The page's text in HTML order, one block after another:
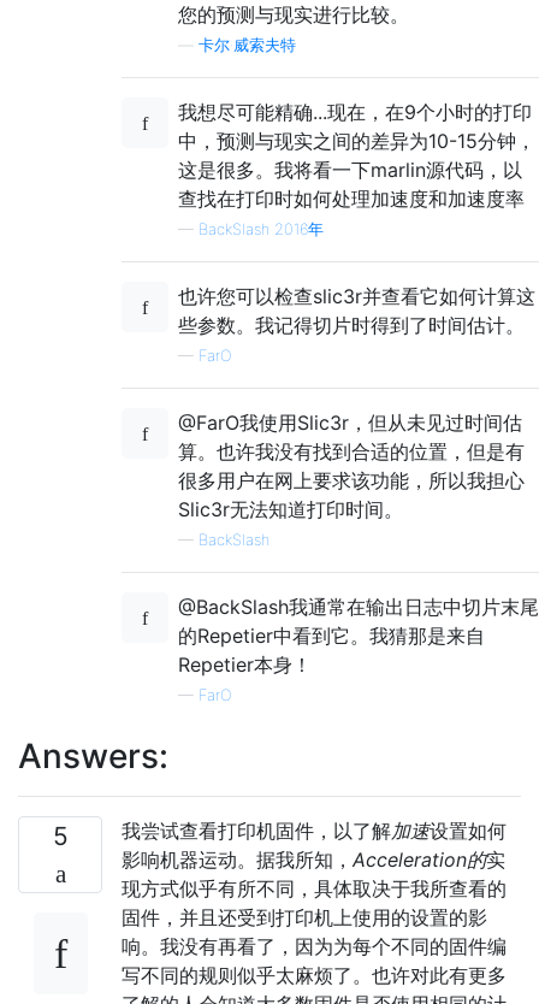
您的预测与现实进行比较。
卡尔·威索夫特
我想尽可能精确...现在，在9个小时的打印
中，预测与现实之间的差异为10-15分钟，
这是很多。我将看一下marlin源代码，以
查找在打印时如何处理加速度和加速度率
— BackSlash 2016年
也许您可以检查slic3r并查看它如何计算这
些参数。我记得切片时得到了时间估计。
— FarO
@FarO我使用Slic3r，但从未见过时间估
算。也许我没有找到合适的位置，但是有
很多用户在网上要求该功能，所以我担心
Slic3r无法知道打印时间。
— BackSlash
@BackSlash我通常在输出日志中切片末尾
的Repetier中看到它。我猜那是来自
Repetier本身！
— FarO
Answers:
5 我尝试查看打印机固件，以了解加速设置如何
影响机器运动。据我所知， Acceleration的实
现方式似乎有所不同，具体取决于我所查看的
固件，并且还受到打印机上使用的设置的影
响。我没有再看了，因为为每个不同的固件编
写不同的规则似乎太麻烦了。也许对此有更多